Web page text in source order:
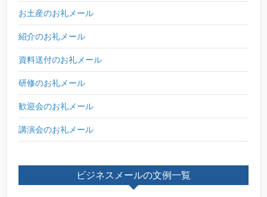
お土産のお礼メール
紹介のお礼メール
資料送付のお礼メール
研修のお礼メール
歓迎会のお礼メール
講演会のお礼メール
ビジネスメールの文例一覧